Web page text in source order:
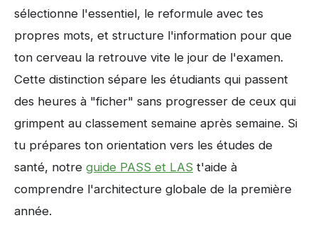
sélectionne l'essentiel, le reformule avec tes
propres mots, et structure l'information pour que
ton cerveau la retrouve vite le jour de l'examen.
Cette distinction sépare les étudiants qui passent
des heures à "ficher" sans progresser de ceux qui
grimpent au classement semaine après semaine. Si
tu prépares ton orientation vers les études de
santé, notre guide PASS et LAS t'aide à
comprendre l'architecture globale de la première
année.